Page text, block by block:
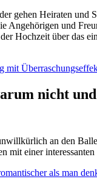
gehen Heiraten
und
Hochzeit über das
mit
nicht
an den
mit einer
als man